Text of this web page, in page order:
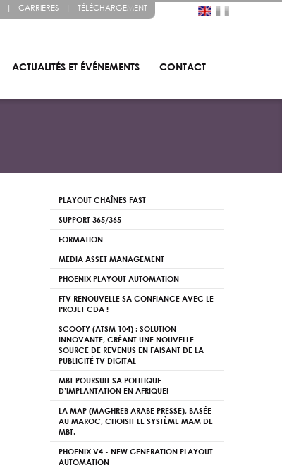
| CARRIERES | TÉLÉCHARGEMENT
ACTUALITÉS ET ÉVÉNEMENTS CONTACT
PLAYOUT CHAÎNES FAST
SUPPORT 365/365
FORMATION
MEDIA ASSET MANAGEMENT
PHOENIX PLAYOUT AUTOMATION
FTV RENOUVELLE SA CONFIANCE AVEC LE
PROJET CDA !
SCOOTY (ATSM 104) : SOLUTION
INNOVANTE, CRÉANT UNE NOUVELLE
SOURCE DE REVENUS EN FAISANT DE LA
PUBLICITÉ TV DIGITAL
MBT POURSUIT SA POLITIQUE
D’IMPLANTATION EN AFRIQUE!
LA MAP (MAGHREB ARABE PRESSE), BASÉE
AU MAROC, CHOISIT LE SYSTÈME MAM DE
MBT.
PHOENIX V4 - NEW GENERATION PLAYOUT
AUTOMATION